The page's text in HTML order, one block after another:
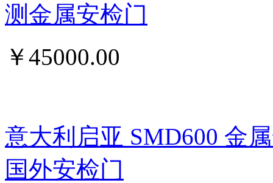
测金属安检门
￥45000.00
意大利启亚 SMD600 金
国外安检门